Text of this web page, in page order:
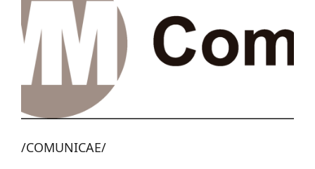
/COMUNICAE/